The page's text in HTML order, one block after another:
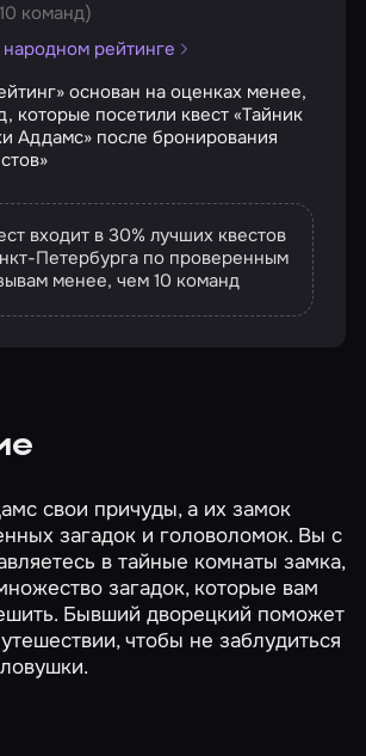
команд)
рейтинге
основан на оценках менее,
которые посетили квест «Тайник
Аддамс» после бронирования
входит в 30% лучших квестов
Петербурга по проверенным
менее, чем 10 команд
свои причуды, а их замок
загадок и головоломок. Вы с
в тайные комнаты замка,
загадок, которые вам
Бывший дворецкий поможет
чтобы не заблудиться